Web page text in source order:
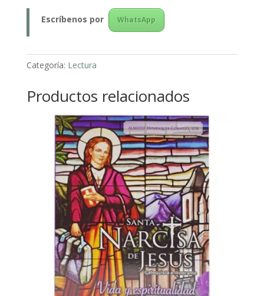
Escríbenos por WhatsApp
Categoría: Lectura
Productos relacionados